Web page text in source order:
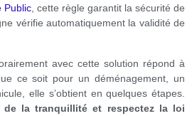
Public, cette règle garantit la sécurité de
vérifie automatiquement la validité de
avec cette solution répond à
ce soit pour un déménagement, un
elle s’obtient en quelques étapes.
de la tranquillité et respectez la loi